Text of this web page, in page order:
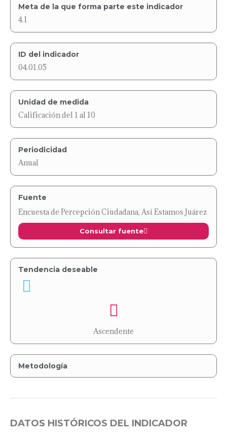
Meta de la que forma parte este indicador
4.1
ID del indicador
04.01.05
Unidad de medida
Calificación del 1 al 10
Periodicidad
Anual
Fuente
Encuesta de Percepción Ciudadana, Así Estamos Juárez
Consultar fuente
Tendencia deseable
Ascendente
Metodología
DATOS HISTÓRICOS DEL INDICADOR